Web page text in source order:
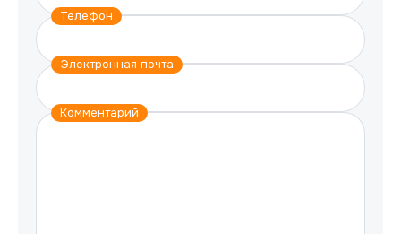
Телефон
Электронная почта
Комментарий